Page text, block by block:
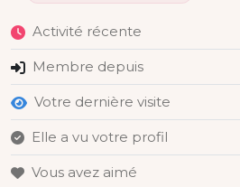
Activité récente
Membre depuis
Votre dernière visite
Elle a vu votre profil
Vous avez aimé